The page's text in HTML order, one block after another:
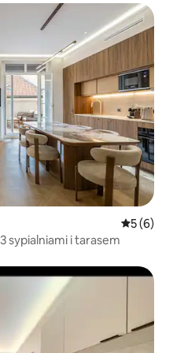
Średnia
5 (6)
sypialniami i tarasem
gości